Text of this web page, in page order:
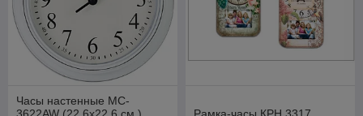
Часы настенные MC-